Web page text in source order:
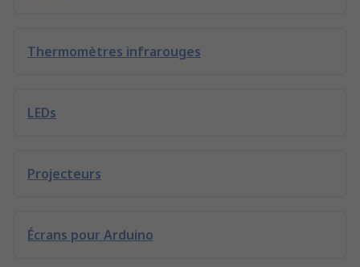
Thermomètres infrarouges
LEDs
Projecteurs
Écrans pour Arduino